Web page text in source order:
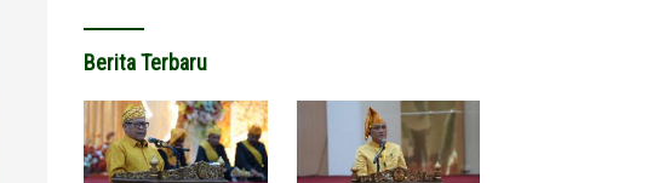
Naik Motor
Butut
Berita Terbaru